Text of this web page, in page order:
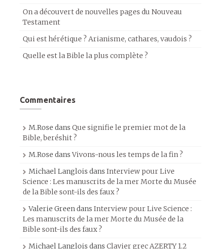
On a découvert de nouvelles pages du Nouveau
Testament
Qui est hérétique ? Arianisme, cathares, vaudois ?
Quelle est la Bible la plus complète ?
Commentaires
M.Rose dans Que signifie le premier mot de la
Bible, beréshit ?
M.Rose dansVivons-nous les temps de la fin ?
Michael Langlois dans Interview pour Live
Science : Les manuscrits de la mer Morte du Musée
de la Bible sont-ils des faux ?
Valerie Green dans Interview pour Live Science :
Les manuscrits de la mer Morte du Musée de la
Bible sont-ils des faux ?
Michael Langlois dans Clavier grec AZERTY 1.2